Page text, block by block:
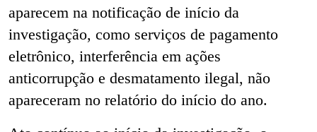
aparecem na notificação de início da
investigação, como serviços de pagamento
eletrônico, interferência em ações
anticorrupção e desmatamento ilegal, não
apareceram no relatório do início do ano.